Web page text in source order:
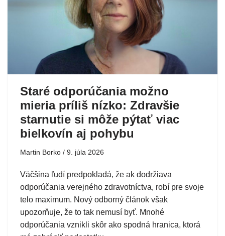
Staré odporúčania možno
mieria príliš nízko: Zdravšie
starnutie si môže pýtať viac
bielkovín aj pohybu
Martin Borko 9. júla 2026
Väčšina ľudí predpokladá, že ak dodržiava
odporúčania verejného zdravotníctva, robí pre svoje
telo maximum. Nový odborný článok však
upozorňuje, že to tak nemusí byť. Mnohé
odporúčania vznikli skôr ako spodná hranica, ktorá